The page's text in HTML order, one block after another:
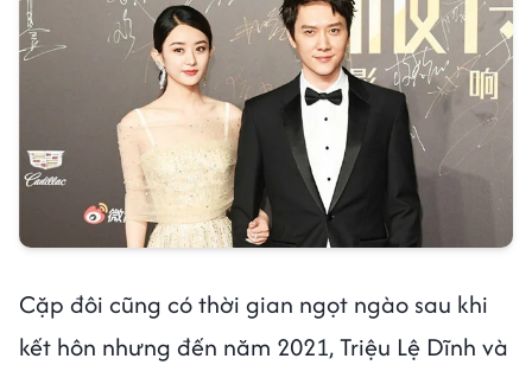
Cặp đôi cũng có thời gian ngọt ngào sau khi
kết hôn nhưng đến năm 2021, Triệu Lệ Dĩnh và